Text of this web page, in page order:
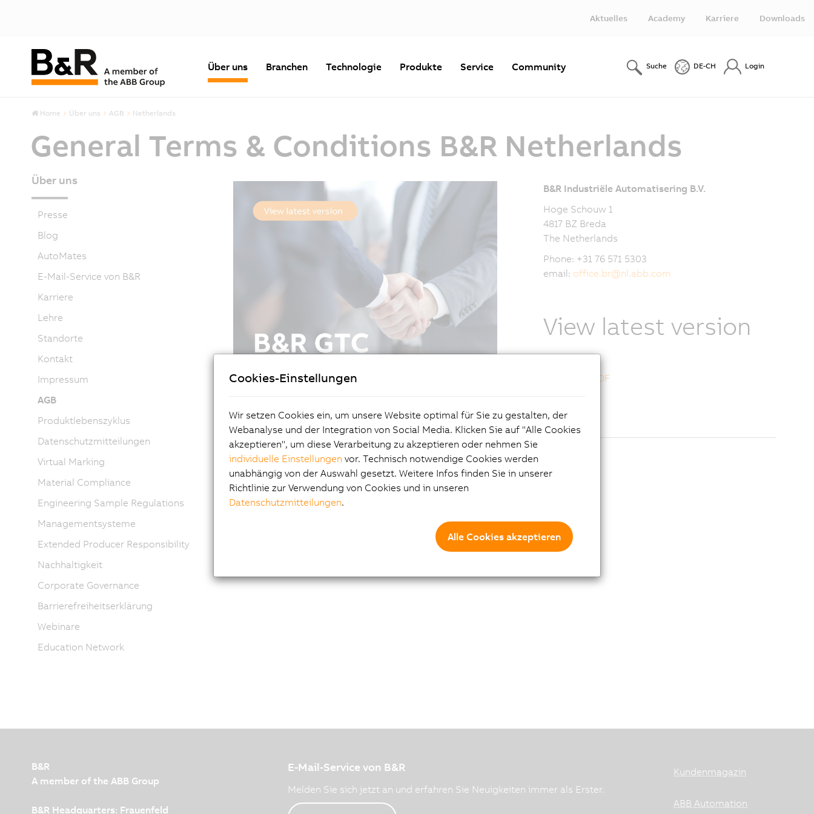
Aktuelles Academy Karriere Downloads
Über uns Branchen Technologie Produkte Service Community Suche DE-CH Login
Home Über uns AGB Netherlands
General Terms & Conditions B&R Netherlands
B&R Industriële Automatisering B.V.
Hoge Schouw 1
4817 BZ Breda
The Netherlands
Phone: +31 76 571 5303
email: office.br@nl.abb.com
View latest version
May 2025
Download PDF
Über uns
Presse
Blog
AutoMates
E-Mail-Service von B&R
Karriere
Lehre
Standorte
Kontakt
Impressum
AGB
Produktlebenszyklus
Datenschutzmitteilungen
Virtual Marking
Material Compliance
Engineering Sample Regulations
Managementsysteme
Extended Producer Responsibility
Nachhaltigkeit
Corporate Governance
Barrierefreiheitserklärung
Webinare
Education Network
B&R
A member of the ABB Group
B&R Headquarters: Frauenfeld
E-Mail-Service von B&R
Melden Sie sich jetzt an und erfahren Sie Neuigkeiten immer als Erster.
Kundenmagazin
ABB Automation
Cookies-Einstellungen
Wir setzen Cookies ein, um unsere Website optimal für Sie zu gestalten, der
Webanalyse und der Integration von Social Media. Klicken Sie auf "Alle Cookies
akzeptieren", um diese Verarbeitung zu akzeptieren oder nehmen Sie
individuelle Einstellungen vor. Technisch notwendige Cookies werden
unabhängig von der Auswahl gesetzt. Weitere Infos finden Sie in unserer
Richtlinie zur Verwendung von Cookies und in unseren
Datenschutzmitteilungen.
Alle Cookies akzeptieren